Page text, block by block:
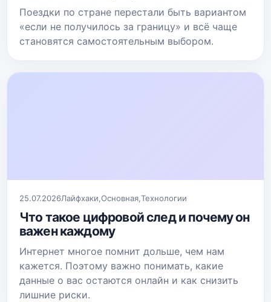
Поездки по стране перестали быть вариантом
«если не получилось за границу» и всё чаще
становятся самостоятельным выбором.
25.07.2026Лайфхаки,Основная,Технологии
Что такое цифровой след и почему он
важен каждому
Интернет многое помнит дольше, чем нам
кажется. Поэтому важно понимать, какие
данные о вас остаются онлайн и как снизить
лишние риски.